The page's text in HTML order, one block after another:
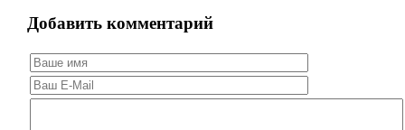
Добавить комментарий